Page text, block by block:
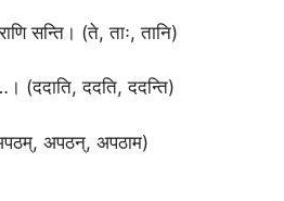
सन्ति। (ते, ताः, तानि)
ददति, ददन्ति)
अपठन्, अपठाम)